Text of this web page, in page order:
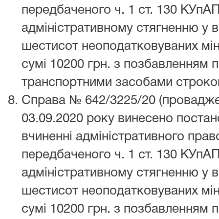
передбаченого ч. 1 ст. 130
адміністративному стягненню у
шестисот неоподатковуваних
сумі 10200 грн. з позбавленням
транспортними засобами
Справа № 642/3225/20
03.09.2020 року винесено
вчиненні адміністративного
передбаченого ч. 1 ст. 130
адміністративному стягненню у
шестисот неоподатковуваних
сумі 10200 грн. з позбавленням